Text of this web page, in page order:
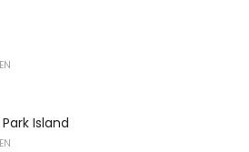
Island